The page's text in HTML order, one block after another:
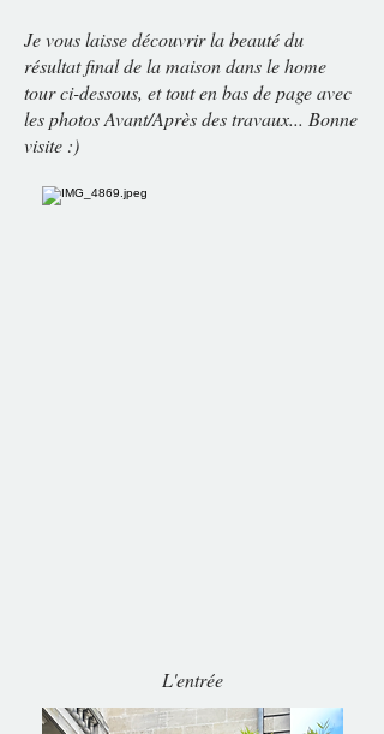
Je vous laisse découvrir la beauté du
résultat final de la maison dans le home
tour ci-dessous, et tout en bas de page avec
les photos Avant/Après des travaux... Bonne
visite :)
L'entrée